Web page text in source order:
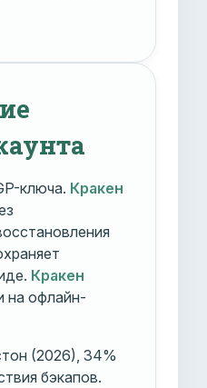
ключа. Кракен
Кракен
на офлайн-
(2026), 34%
бэкапов.